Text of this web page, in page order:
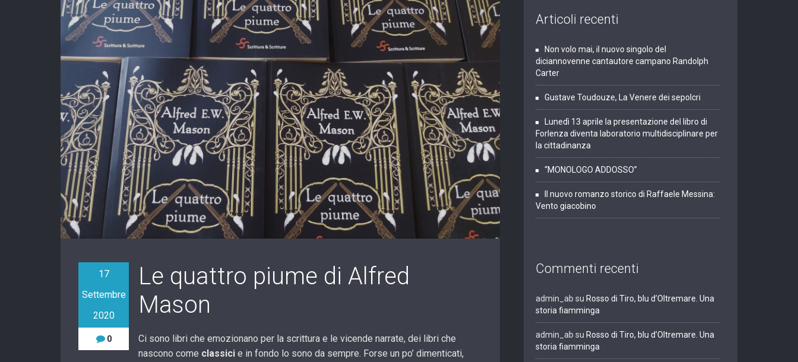
17
Settembre
2020
0
Le quattro piume di Alfred
Mason
Ci sono libri che emozionano per la scrittura e le vicende narrate, dei libri che
nascono come classici e in fondo lo sono da sempre. Forse un po’ dimenticati,
Articoli recenti
Non volo mai, il nuovo singolo del
diciannovenne cantautore campano Randolph
Carter
Gustave Toudouze, La Venere dei sepolcri
Lunedì 13 aprile la presentazione del libro di
Forlenza diventa laboratorio multidisciplinare per
la cittadinanza
“MONOLOGO ADDOSSO”
Il nuovo romanzo storico di Raffaele Messina:
Vento giacobino
Commenti recenti
admin_ab su Rosso di Tiro, blu d’Oltremare. Una
storia fiamminga
admin_ab su Rosso di Tiro, blu d’Oltremare. Una
storia fiamminga